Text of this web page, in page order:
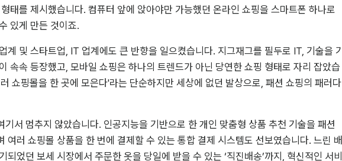
태를 제시했습니다. 컴퓨터 앞에 앉아야만 가능했던 온라인 쇼핑을 스마트폰 하나로
있게 만든 것이죠.
계 및 스타트업, IT 업계에도 큰 반향을 일으켰습니다. 지그재그를 필두로 IT, 기술을 기
속속 등장했고, 모바일 쇼핑은 하나의 트렌드가 아닌 당연한 쇼핑 형태로 자리 잡았습
쇼핑몰을 한 곳에 모은다'라는 단순하지만 세상에 없던 발상으로, 패션 쇼핑의 패러다
기서 멈추지 않았습니다. 인공지능을 기반으로 한 개인 맞춤형 상품 추천 기술을 패션
여러 쇼핑몰 상품을 한 번에 결제할 수 있는 통합 결제 시스템도 선보였습니다. 느린 배
되었던 보세 시장에서 주문한 옷을 당일에 받을 수 있는 ‘직진배송’까지, 혁신적인 서비